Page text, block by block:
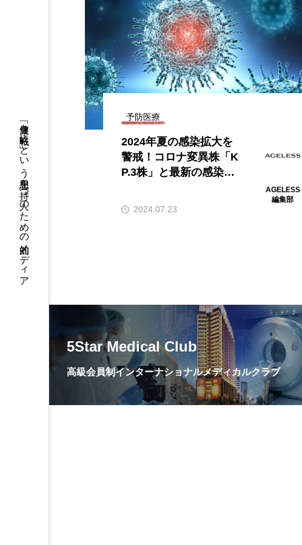
「健康を戦略に」という思想を持つ人のための知的メディア
予防医療
2024年夏の感染拡大を
警戒！コロナ変異株「K
P.3株」と最新の感染対
AGELESS
編集部
2024.07.23
5Star Medical Club
高級会員制インターナショナルメディカルクラブ